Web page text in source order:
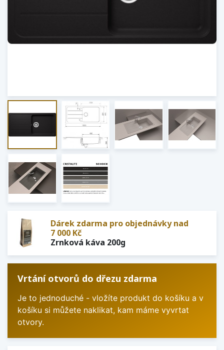
Dárek zdarma pro objednávky nad
7 000 Kč
Zrnková káva 200g
Vrtání otvorů do dřezu zdarma
Je to jednoduché - vložíte produkt do košíku a v
košíku si můžete naklikat, kam máme vyvrtat
otvory.